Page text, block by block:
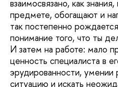
взаимосвязано, как
предмете, обогащают и
так постепенно
понимание того, что ты
И затем на работе: мало
ценность специалиста в
эрудированности, умении
ситуацию и искать